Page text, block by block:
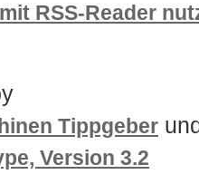
RSS-Reader
Tippgeber
Version 3.2